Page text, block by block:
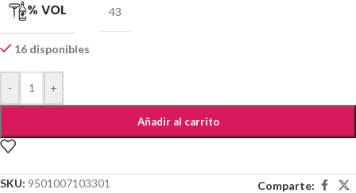
% VOL 43
16 disponibles
- +
Añadir al carrito
SKU: 9501007103301
Comparte: